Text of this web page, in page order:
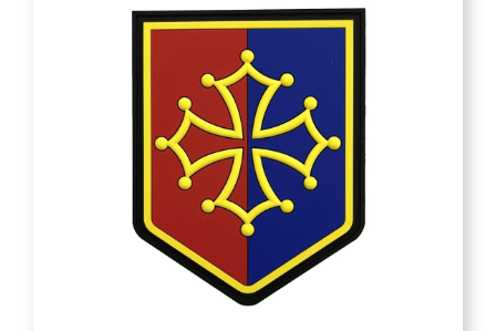
Gendarmerie du Gard
La Gendarmerie nationale est une force armée
française chargée de missions de police, en
particulier dans les zones rurales et périurbaines et
sur les voies de communication. Elle est sous la
tutelle du ministère de l'Intérieur, mais est placée
sous l'autorité du ministère des Armées pour
l'exécution de ses missions militaires.